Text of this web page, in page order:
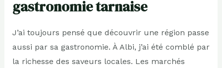
gastronomie tarnaise
J’ai toujours pensé que découvrir une région passe
aussi par sa gastronomie. À Albi, j’ai été comblé par
la richesse des saveurs locales. Les marchés